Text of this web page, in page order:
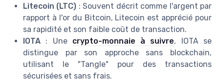
Litecoin (LTC) : Souvent décrit comme l'argent par
rapport à l'or du Bitcoin, Litecoin est apprécié pour
sa rapidité et son faible coût de transaction.
IOTA : Une crypto-monnaie à suivre, IOTA se
distingue par son approche sans blockchain,
utilisant le "Tangle" pour des transactions
sécurisées et sans frais.